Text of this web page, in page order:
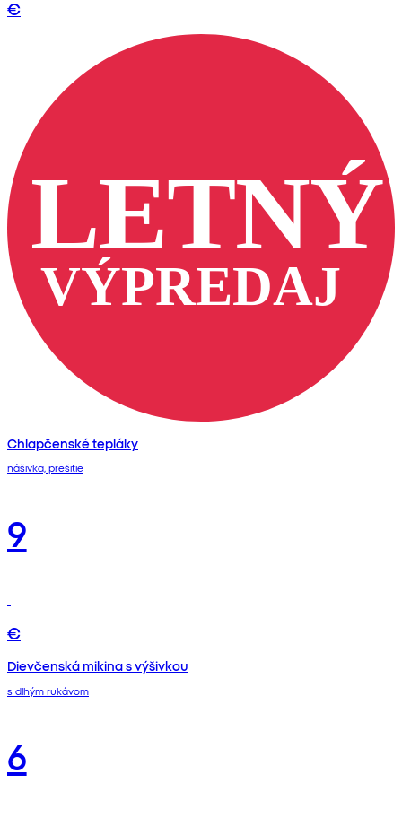
€
Chlapčenské tepláky
nášivka, prešitie
9
€
Dievčenská mikina s výšivkou
s dlhým rukávom
6